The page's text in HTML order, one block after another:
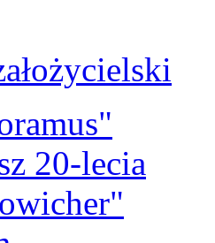
20-lecia